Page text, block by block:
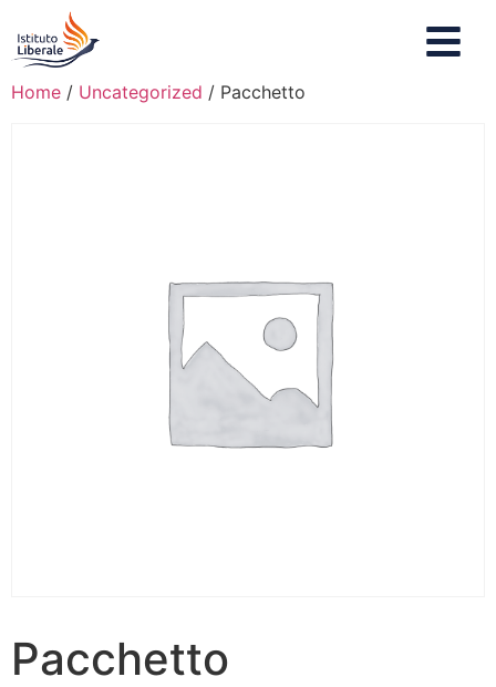
Home / Uncategorized / Pacchetto
Pacchetto